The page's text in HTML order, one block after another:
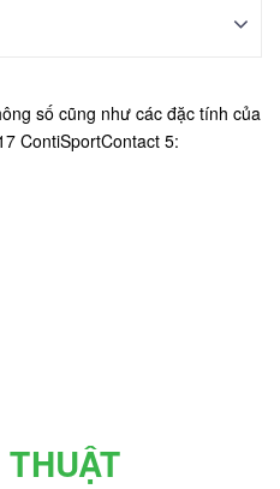
số cũng như các đặc tính của
ContiSportContact 5: